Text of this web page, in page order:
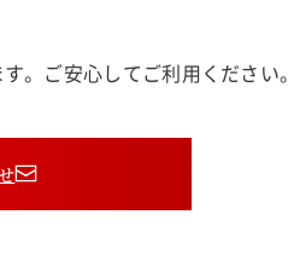
。ご安心してご利用ください。